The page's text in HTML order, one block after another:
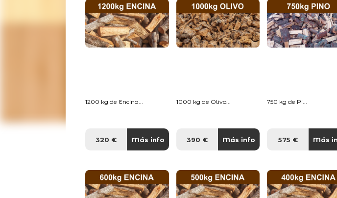
1200 kg de Encina...
320 € Más info
1000 kg de Olivo...
390 € Más info
750 kg de Pi...
575 € Más